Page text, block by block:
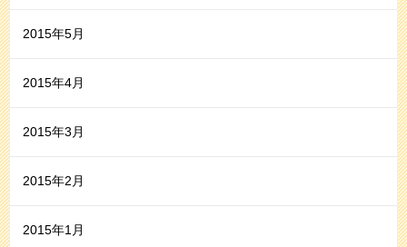
2015年5月
2015年4月
2015年3月
2015年2月
2015年1月